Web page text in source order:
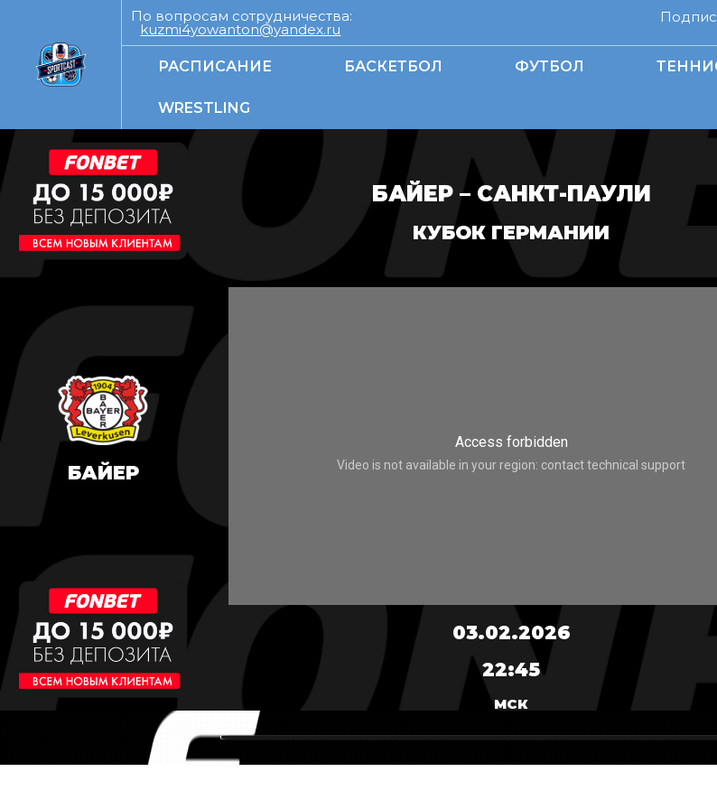
По вопросам сотрудничества:
kuzmi4yowanton@yandex.ru
РАСПИСАНИЕ БАСКЕТБОЛ ФУТБОЛ
WRESTLING
БАЙЕР
БАЙЕР – САНКТ-ПАУЛИ
КУБОК ГЕРМАНИИ
03.02.2026
22:45
МСК